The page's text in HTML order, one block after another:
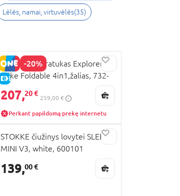
Lėlės, namai, virtuvėlės(35)
-20%
E-KAINA
GLOBBER triratukas Explorer
Trike Foldable 4in1,žalias, 732-
104
207,20 €
259,00 €
Perkant papildomą prekę internetu
STOKKE čiužinys lovytei SLEEPI
MINI V3, white, 600101
139,00 €